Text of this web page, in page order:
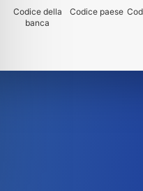
Codice della
banca
Codice paese